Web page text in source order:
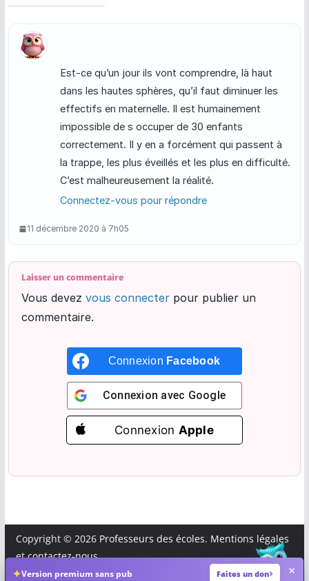
Est-ce qu’un jour ils vont comprendre, là haut
dans les hautes sphères, qu’il faut diminuer les
effectifs en maternelle. Il est humainement
impossible de s occuper de 30 enfants
correctement. Il y en a forcément qui passent à
la trappe, les plus éveillés et les plus en difficulté.
C’est malheureusement la réalité.
Connectez-vous pour répondre
11 décembre 2020 à 7h05
Laisser un commentaire
Vous devez vous connecterpour publier un
commentaire.
Connexion Facebook
Connexion avec Google
Connexion Apple
Copyright © 2026 Professeurs des écoles. Mentions légales
etcontactez-nous.
✦Version premium sans pub Faites un don ×